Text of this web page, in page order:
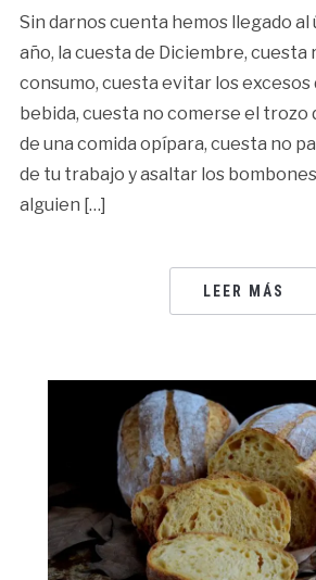
Sin darnos cuenta hemos llegado al
año, la cuesta de Diciembre, cuesta
consumo, cuesta evitar los excesos
bebida, cuesta no comerse el trozo
de una comida opípara, cuesta no
de tu trabajo y asaltar los
alguien […]
LEER MÁS